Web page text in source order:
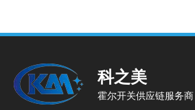
科之美
霍尔开关供应链服务商